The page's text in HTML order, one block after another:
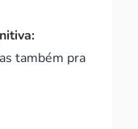
também pra